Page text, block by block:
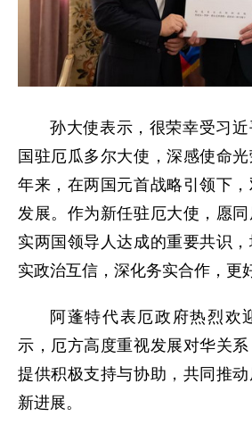
孙大使表示，很荣幸受习
国驻厄瓜多尔大使，深感使命
年来，在两国元首战略引领下
发展。作为新任驻厄大使，愿
实两国领导人达成的重要共识
实政治互信，深化务实合作，更
阿蓬特代表厄政府热烈欢
示，厄方高度重视发展对华关
提供积极支持与协助，共同推
新进展。